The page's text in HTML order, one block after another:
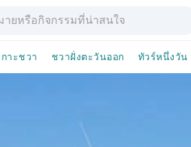
กาะชวา ชวาฝั่งตะวันออก ทัวร์หนึ่งวัน